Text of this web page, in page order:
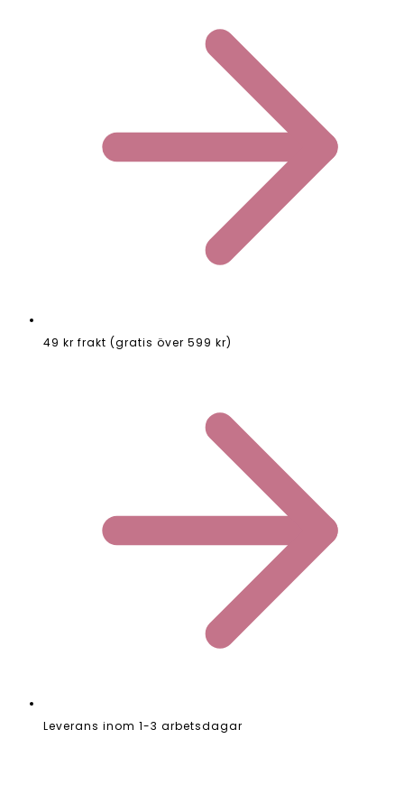
49 kr frakt (gratis över 599 kr)
Leverans inom 1-3 arbetsdagar